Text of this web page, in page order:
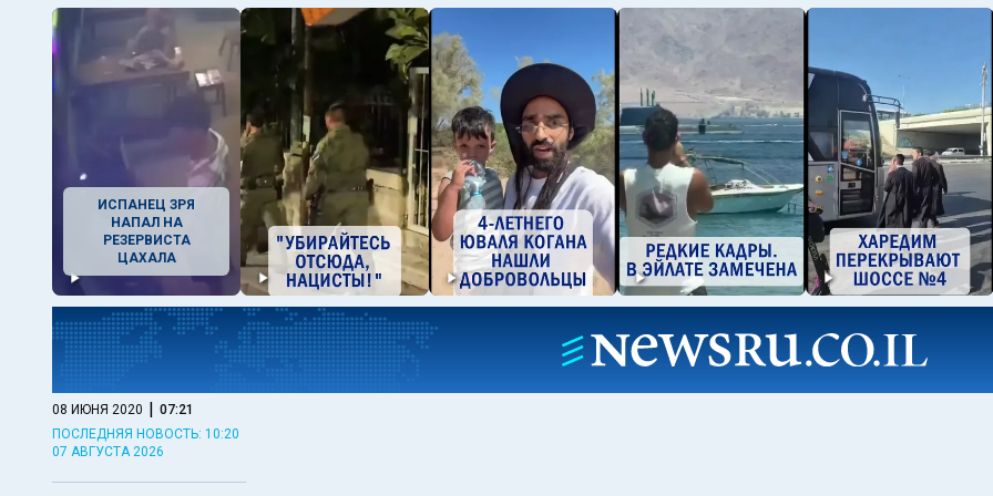
ИСПАНЕЦ ЗРЯ
НАПАЛ НА
РЕЗЕРВИСТА
ЦАХАЛА
08 ИЮНЯ 2020 | 07:21
ПОСЛЕДНЯЯ НОВОСТЬ: 10:20
07 АВГУСТА 2026